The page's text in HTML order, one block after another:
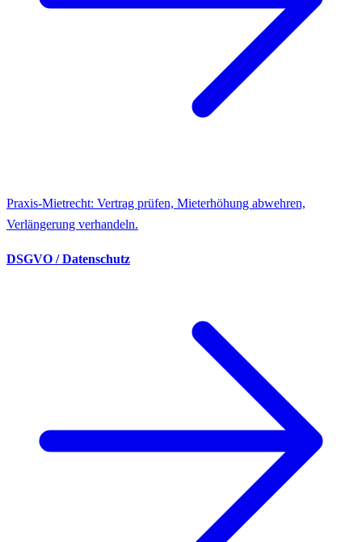
Praxis-Mietrecht: Vertrag prüfen, Mieterhöhung abwehren,
Verlängerung verhandeln.
DSGVO / Datenschutz